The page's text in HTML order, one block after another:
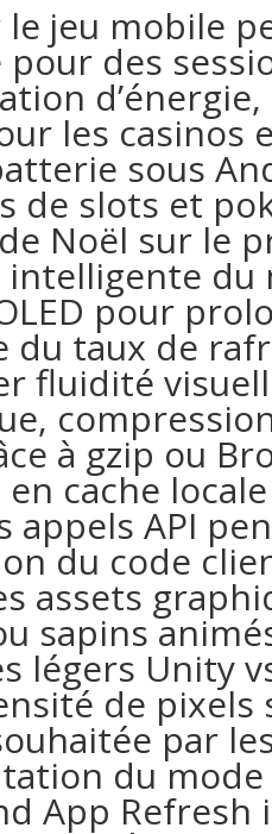
jeu mobile
des
les casinos
sous
de slots et
Noël sur le
du
pour
du taux de
fluidité
à gzip ou
en cache
appels API
du code
assets
sapins
légers Unity
de pixels
par
du
App Refresh